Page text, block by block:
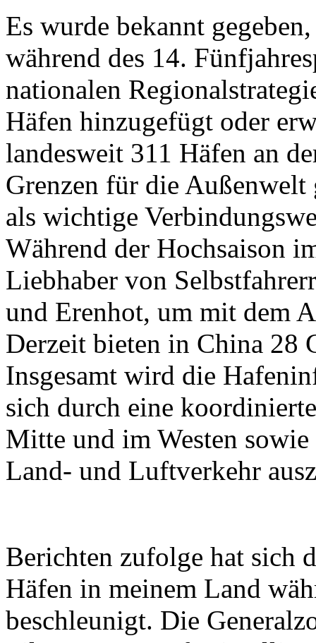
Es wurde bekannt
während des 14.
nationalen
Häfen hinzugefügt oder
landesweit 311 Häfen an
Grenzen für die
als wichtige
Während der Hochsaison
Liebhaber von
und Erenhot, um mit dem
Derzeit bieten in China 28
Insgesamt wird die
sich durch eine
Mitte und im Westen
Land- und Luftverkehr
Berichten zufolge hat sich
Häfen in meinem Land
beschleunigt. Die